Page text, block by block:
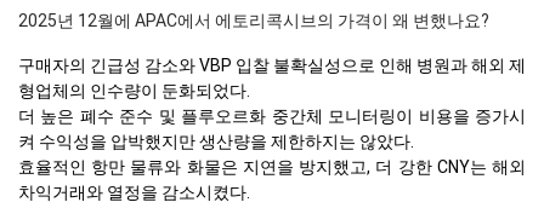
2025년 12월에 APAC에서 에토리콕시브의 가격이 왜 변했나요?
구매자의 긴급성 감소와 VBP 입찰 불확실성으로 인해 병원과 해외 제
형업체의 인수량이 둔화되었다.
더 높은 폐수 준수 및 플루오르화 중간체 모니터링이 비용을 증가시
켜 수익성을 압박했지만 생산량을 제한하지는 않았다.
효율적인 항만 물류와 화물은 지연을 방지했고, 더 강한 CNY는 해외
차익거래와 열정을 감소시켰다.